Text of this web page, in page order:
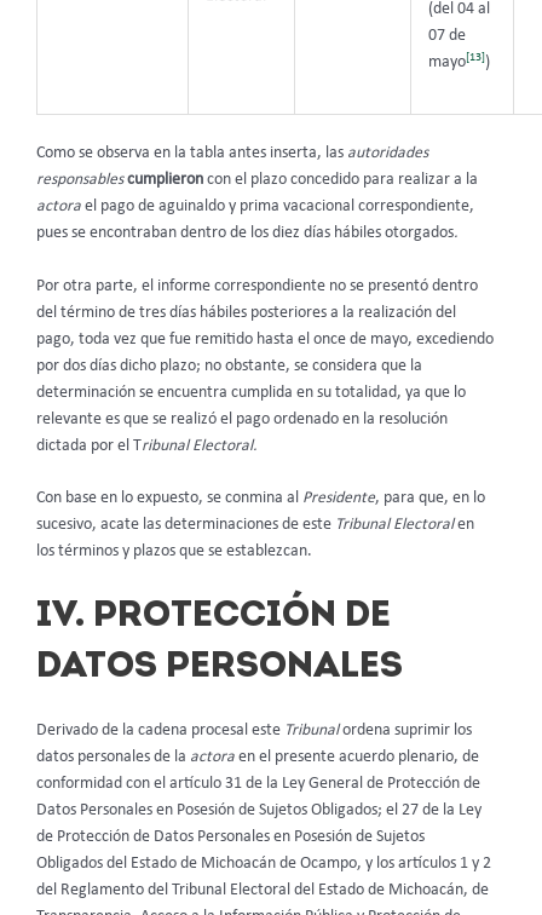
(del 04 al
07 de
mayo[13])
Como se observa en la tabla antes inserta, las autoridades
responsablescumplieron con el plazo concedido para realizar a la
actora el pago de aguinaldo y prima vacacional correspondiente,
pues se encontraban dentro de los diez días hábiles otorgados.
Por otra parte, el informe correspondiente no se presentó dentro
del término de tres días hábiles posteriores a la realización del
pago, toda vez que fue remitido hasta el once de mayo, excediendo
por dos días dicho plazo; no obstante, se considera que la
determinación se encuentra cumplida en su totalidad, ya que lo
relevante es que se realizó el pago ordenado en la resolución
dictada por el Tribunal Electoral.
Con base en lo expuesto, se conmina al Presidente, para que, en lo
sucesivo, acate las determinaciones de este Tribunal Electoralen
los términos y plazos que se establezcan.
IV. PROTECCIÓN DE
DATOS PERSONALES
Derivado de la cadena procesal este Tribunalordena suprimir los
datos personales de la actora en el presente acuerdo plenario, de
conformidad con el artículo 31 de la Ley General de Protección de
Datos Personales en Posesión de Sujetos Obligados; el 27 de la Ley
de Protección de Datos Personales en Posesión de Sujetos
Obligados del Estado de Michoacán de Ocampo, y los artículos 1 y 2
del Reglamento del Tribunal Electoral del Estado de Michoacán, de